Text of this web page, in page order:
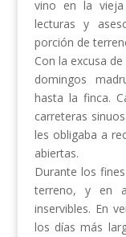
vino en la
lecturas y
porción de
Con la excusa
domingos
hasta la finca.
carreteras
les obligaba a
abiertas.
Durante los
terreno, y en
inservibles. En
los días más